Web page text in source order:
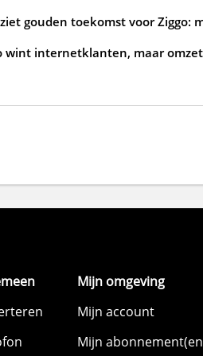
gouden toekomst voor Ziggo:
wint internetklanten, maar
Mijn omgeving
Mijn account
Mijn